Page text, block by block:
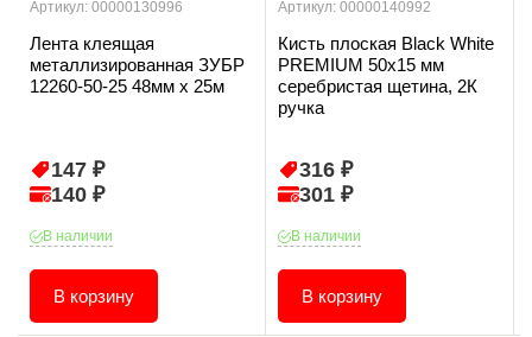
Артикул: 00000130996
Лента клеящая
металлизированная ЗУБР
12260-50-25 48мм х 25м
147 ₽
140 ₽
В наличии
В корзину
Артикул: 00000140992
Кисть плоская Black White
PREMIUM 50х15 мм
серебристая щетина, 2К
ручка
316 ₽
301 ₽
В наличии
В корзину